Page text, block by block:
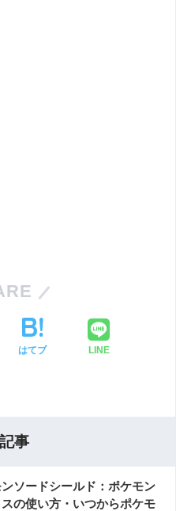
はてブ LINE
事
ソードシールド：ポケモン
の使い方・いつからポケモ